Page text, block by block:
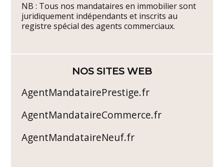
NB : Tous nos mandataires en immobilier sont
juridiquement indépendants et inscrits au
registre spécial des agents commerciaux.
NOS SITES WEB
AgentMandatairePrestige.fr
AgentMandataireCommerce.fr
AgentMandataireNeuf.fr